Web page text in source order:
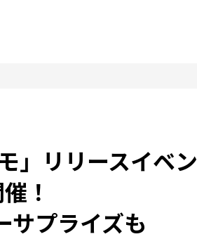
」リリースイベン
！
サプライズも